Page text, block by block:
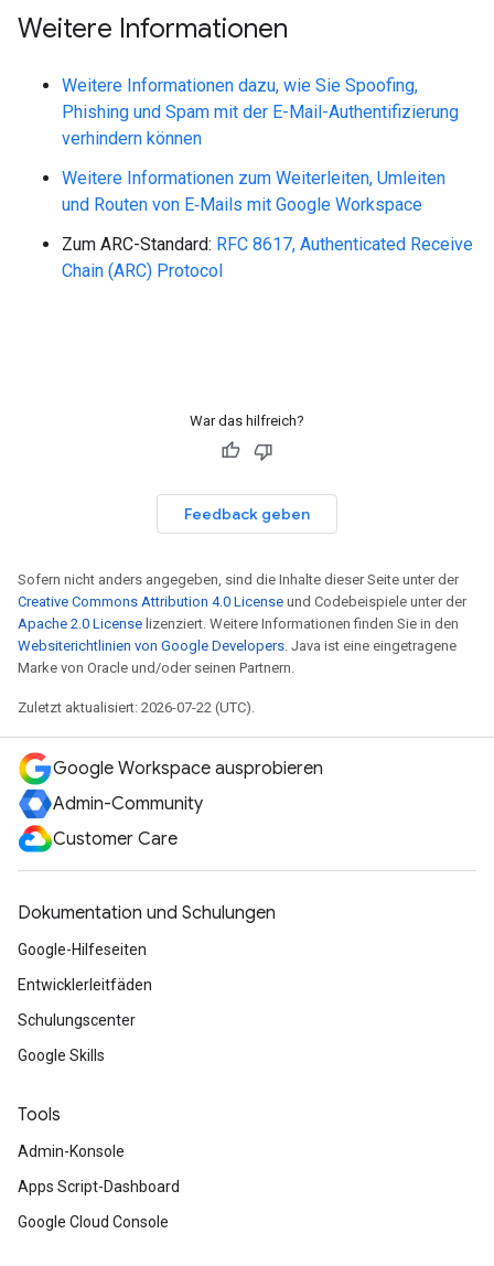
Weitere Informationen
Weitere Informationen dazu, wie Sie Spoofing,
Phishing und Spam mit der E-Mail-Authentifizierung
verhindern können
Weitere Informationen zum Weiterleiten, Umleiten
und Routen von E‑Mails mit Google Workspace
Zum ARC-Standard: RFC 8617, Authenticated Receive
Chain (ARC) Protocol
War das hilfreich?
Feedback geben
Sofern nicht anders angegeben, sind die Inhalte dieser Seite unter der
Creative Commons Attribution 4.0 License und Codebeispiele unter der
Apache 2.0 License lizenziert. Weitere Informationen finden Sie in den
Websiterichtlinien von Google Developers. Java ist eine eingetragene
Marke von Oracle und/oder seinen Partnern.
Zuletzt aktualisiert: 2026-07-22 (UTC).
Google Workspace ausprobieren
Admin-Community
Customer Care
Dokumentation und Schulungen
Google-Hilfeseiten
Entwicklerleitfäden
Schulungscenter
Google Skills
Tools
Admin-Konsole
Apps Script-Dashboard
Google Cloud Console